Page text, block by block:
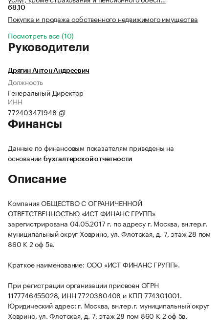
68.10
Покупка и продажа собственного недвижимого имущества
Посмотреть все (10)
Руководители
Дрягин Антон Андреевич
Должность
Генеральный Директор
ИНН
772403471948
Финансы
Данные по финансовым показателям приведены на
основании бухгалтерской отчетности
Описание
Компания ОБЩЕСТВО С ОГРАНИЧЕННОЙ
ОТВЕТСТВЕННОСТЬЮ «ИСТ ФИНАНС ГРУПП»
зарегистрирована 04.05.2017 г. по адресу г. Москва, вн.тер.г.
муниципальный округ Ховрино, ул. Флотская, д. 7, этаж 28 пом
860 К 2 оф 5в.
Краткое наименование: ООО «ИСТ ФИНАНС ГРУПП».
При регистрации организации присвоен ОГРН
1177746455028, ИНН 7720380408 и КПП 774301001.
Юридический адрес: г. Москва, вн.тер.г. муниципальный округ
Ховрино, ул. Флотская, д. 7, этаж 28 пом 860 К 2 оф 5в.